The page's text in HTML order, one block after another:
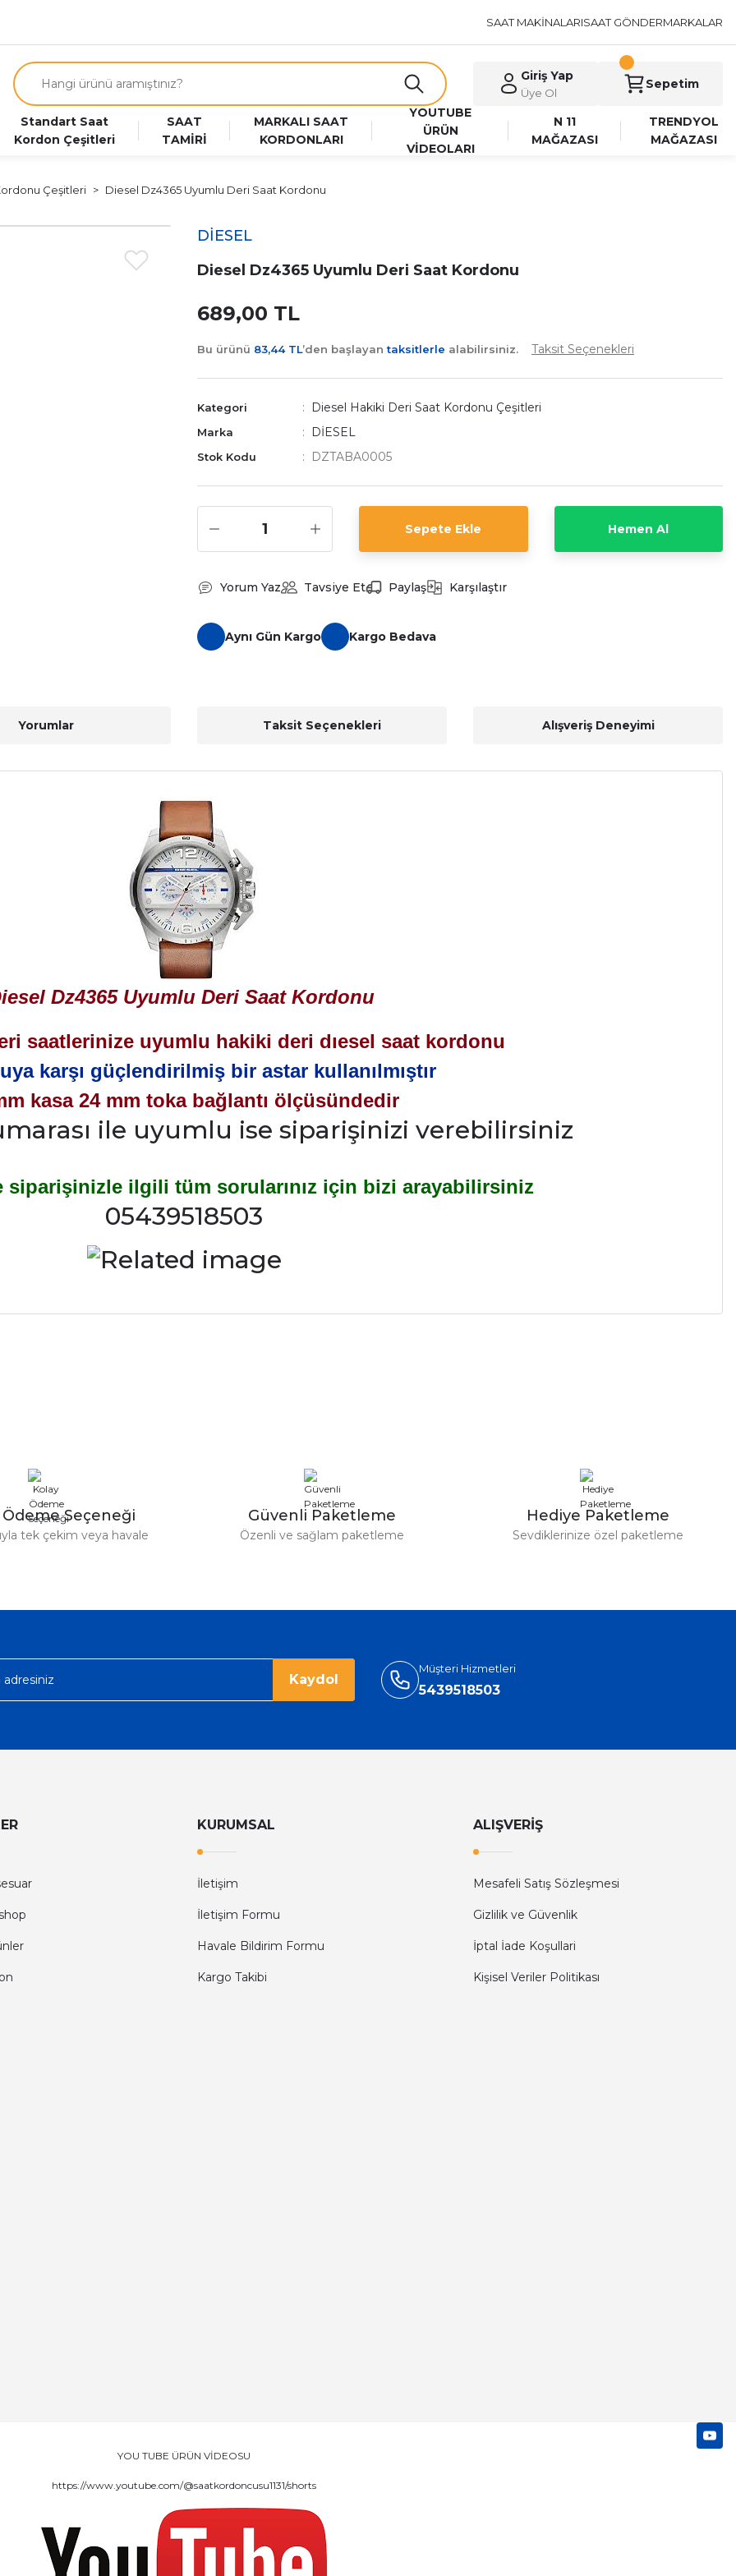
SAAT MAKİNALARISAAT GÖNDERMARKALAR
Giriş Yap
Üye Ol
Sepetim
Standart Saat
Kordon Çeşitleri
SAAT
TAMİRİ
MARKALI SAAT
KORDONLARI
YOUTUBE
ÜRÜN
VİDEOLARI
N 11
MAĞAZASI
TRENDYOL
MAĞAZASI
Çeşitleri Diesel Dz4365 Uyumlu Deri Saat Kordonu
DİESEL
Diesel Dz4365 Uyumlu Deri Saat Kordonu
689,00 TL
Bu ürünü 83,44 TL’den başlayantaksitlerle alabilirsiniz. Taksit Seçenekleri
Kategori Diesel Hakiki Deri Saat Kordonu Çeşitleri
Marka DİESEL
Stok Kodu DZTABA0005
Sepete Ekle Hemen Al
Yorum Yaz Tavsiye Et Paylaş Karşılaştır
Aynı Gün Kargo Kargo Bedava
Yorumlar Taksit Seçenekleri Alışveriş Deneyimi
Dz4365 Uyumlu Deri Saat Kordonu
saatlerinize uyumlu hakiki deri dıesel saat kordonu
karşı güçlendirilmiş bir astar kullanılmıştır
kasa 24 mm toka bağlantı ölçüsündedir
ile uyumlu ise siparişinizi verebilirsiniz
siparişinizle ilgili tüm sorularınız için bizi arayabilirsiniz
05439518503
tam oldu
Ödeme Seçeneği
tek çekim veya havale
Güvenli Paketleme
Özenli ve sağlam paketleme
Hediye Paketleme
Sevdiklerinize özel paketleme
Kaydol
Müşteri Hizmetleri
5439518503
KURUMSAL
İletişim
İletişim Formu
Havale Bildirim Formu
Kargo Takibi
ALIŞVERİŞ
Mesafeli Satış Sözleşmesi
Gizlilik ve Güvenlik
İptal İade Koşullari
Kişisel Veriler Politikası
YOU TUBE ÜRÜN VİDEOSU
https://www.youtube.com/@saatkordoncusu1131/shorts